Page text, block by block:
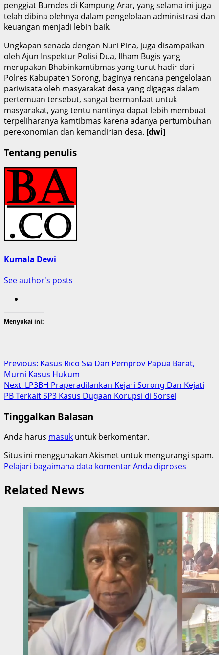
penggiat Bumdes di Kampung Arar, yang selama ini juga
telah dibina olehnya dalam pengelolaan administrasi dan
keuangan menjadi lebih baik.
Ungkapan senada dengan Nuri Pina, juga disampaikan
oleh Ajun Inspektur Polisi Dua, Ilham Bugis yang
merupakan Bhabinkamtibmas yang turut hadir dari
Polres Kabupaten Sorong, baginya rencana pengelolaan
pariwisata oleh masyarakat desa yang digagas dalam
pertemuan tersebut, sangat bermanfaat untuk
masyarakat, yang tentu nantinya dapat lebih membuat
terpeliharanya kamtibmas karena adanya pertumbuhan
perekonomian dan kemandirian desa. [dwi]
Tentang penulis
Kumala Dewi
See author's posts
Menyukai ini:
Post
navigation
Previous: Kasus Rico Sia Dan Pemprov Papua Barat,
Murni Kasus Hukum
Next: LP3BH Praperadilankan Kejari Sorong Dan Kejati
PB Terkait SP3 Kasus Dugaan Korupsi di Sorsel
Tinggalkan Balasan
Anda harus masuk untuk berkomentar.
Situs ini menggunakan Akismet untuk mengurangi spam.
Pelajari bagaimana data komentar Anda diproses
Related News